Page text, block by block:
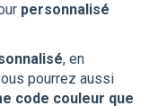
personnalisé
, en
pourrez aussi
code couleur que